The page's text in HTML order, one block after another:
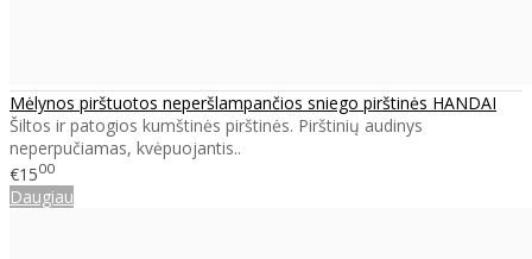
Mėlynos pirštuotos neperšlampančios sniego pirštinės HANDAI
Šiltos ir patogios kumštinės pirštinės. Pirštinių audinys
neperpučiamas, kvėpuojantis..
€1500
Daugiau